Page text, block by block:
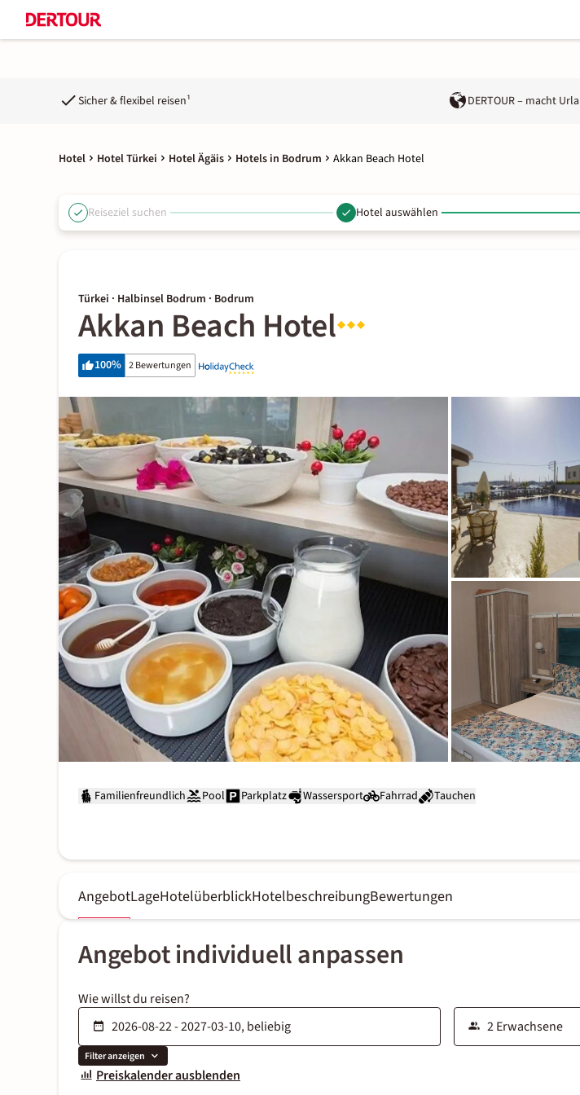
Sicher & flexibel reisen¹ DERTOUR – macht
Hotel Hotel Türkei Hotel Ägäis Hotels in Bodrum Akkan Beach Hotel
Reiseziel suchen Hotel auswählen
Türkei · Halbinsel Bodrum · Bodrum
Akkan Beach Hotel
100% 2 Bewertungen
Familienfreundlich Pool Parkplatz Wassersport Fahrrad Tauchen
AngebotLageHotelüberblickHotelbeschreibungBewertungen
Angebot individuell anpassen
Wie willst du reisen?
Filter anzeigen
Preiskalender ausblenden